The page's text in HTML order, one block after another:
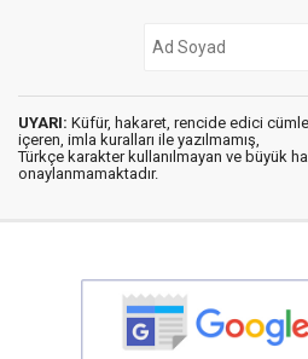
UYARI: Küfür, hakaret, rencide edici
içeren, imla kuralları ile yazılmamış,
Türkçe karakter kullanılmayan ve büyük
onaylanmamaktadır.